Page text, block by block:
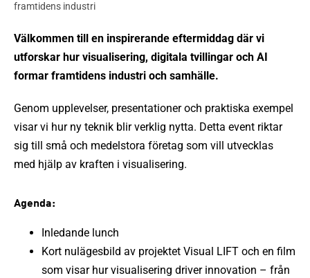
framtidens industri
Välkommen till en inspirerande eftermiddag där vi
utforskar hur visualisering, digitala tvillingar och AI
formar framtidens industri och samhälle.
Genom upplevelser, presentationer och praktiska exempel
visar vi hur ny teknik blir verklig nytta. Detta event riktar
sig till små och medelstora företag som vill utvecklas
med hjälp av kraften i visualisering.
Agenda:
Inledande lunch
Kort nulägesbild av projektet Visual LIFT och en film
som visar hur visualisering driver innovation – från